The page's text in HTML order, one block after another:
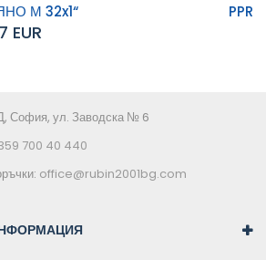
М 32x1“
EUR
PPR
София, ул. Заводска № 6
700 40 440
office@rubin2001bg.com